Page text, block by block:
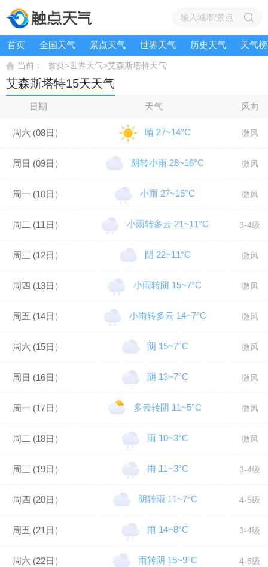
首页 全国天气 景点天气 世界天气 历史天气 天气
当前： 首页>世界天气>艾森斯塔特天气
艾森斯塔特15天天气
日期 天气 风向
周六 (08日） 晴 27~14°C 微风
周日 (09日） 阴转小雨 28~16°C 微风
周一 (10日） 小雨 27~15°C 微风
周二 (11日） 小雨转多云 21~11°C 3-4级
周三 (12日） 阴 22~11°C 微风
周四 (13日） 小雨转阴 15~7°C 微风
周五 (14日） 小雨转多云 14~7°C 微风
周六 (15日） 阴 15~7°C 微风
周日 (16日） 阴 13~7°C 微风
周一 (17日） 多云转阴 11~5°C 微风
周二 (18日） 雨 10~3°C 微风
周三 (19日） 雨 11~3°C 3-4级
周四 (20日） 阴转雨 11~7°C 4-5级
周五 (21日） 雨 14~8°C 3-4级
周六 (22日） 雨转阴 15~9°C 4-5级